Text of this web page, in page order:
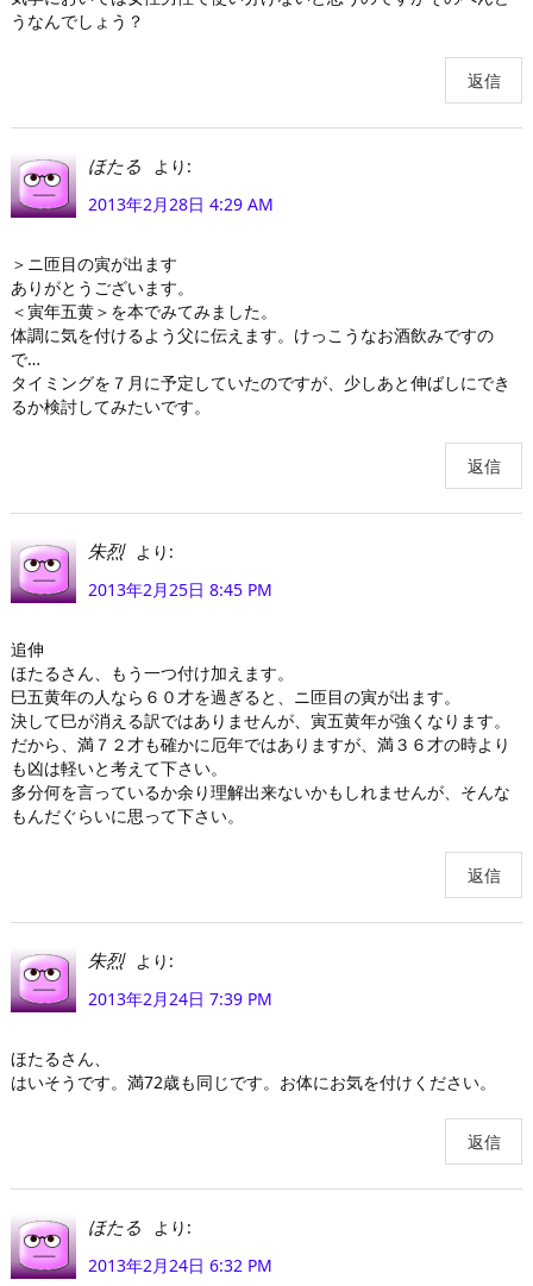
うなんでしょう？
返信
ほたる
より:
2013年2月28日 4:29 AM
＞ニ匝目の寅が出ます
ありがとうございます。
＜寅年五黄＞を本でみてみました。
体調に気を付けるよう父に伝えます。けっこうなお酒飲みですの
で…
タイミングを７月に予定していたのですが、少しあと伸ばしにでき
るか検討してみたいです。
返信
朱烈
より:
2013年2月25日 8:45 PM
追伸
ほたるさん、もう一つ付け加えます。
巳五黄年の人なら６０才を過ぎると、ニ匝目の寅が出ます。
決して巳が消える訳ではありませんが、寅五黄年が強くなります。
だから、満７２才も確かに厄年ではありますが、満３６才の時より
も凶は軽いと考えて下さい。
多分何を言っているか余り理解出来ないかもしれませんが、そんな
もんだぐらいに思って下さい。
返信
朱烈
より:
2013年2月24日 7:39 PM
ほたるさん、
はいそうです。満72歳も同じです。お体にお気を付けください。
返信
ほたる
より:
2013年2月24日 6:32 PM